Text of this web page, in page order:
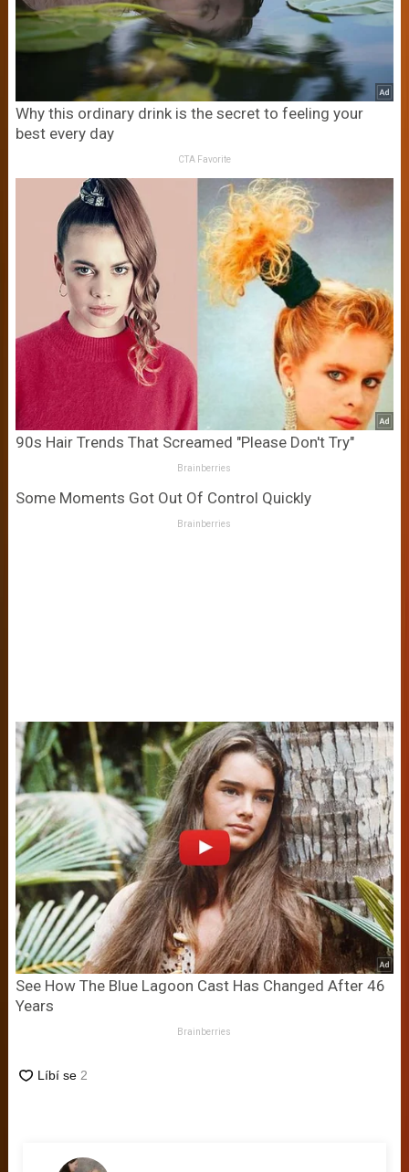
Why this ordinary drink is the secret to feeling your
best every day
CTA Favorite
90s Hair Trends That Screamed "Please Don't Try"
Brainberries
Some Moments Got Out Of Control Quickly
Brainberries
See How The Blue Lagoon Cast Has Changed After 46
Years
Brainberries